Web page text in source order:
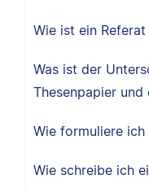
Wie ist ein
Was ist der
Thesenpapier und
Wie formuliere ich
Wie schreibe ich